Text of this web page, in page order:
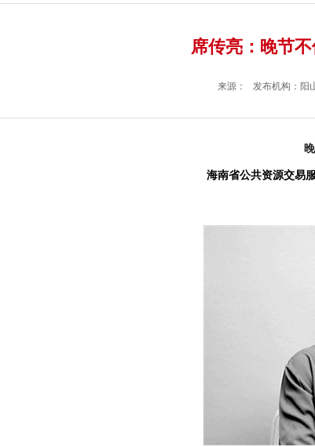
席传亮：晚节
来源： 发布机构： 阳
海南省公共资源交易